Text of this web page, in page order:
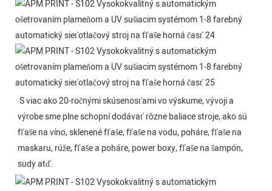
S viac ako 20-ročnými skúsenosťami vo výskume, vývoji a
výrobe sme plne schopní dodávať rôzne baliace stroje, ako sú
fľaše na víno, sklenené fľaše, fľaše na vodu, poháre, fľaše na
maskaru, rúže, fľaše a poháre, power boxy, fľaše na šampón,
sudy atď.